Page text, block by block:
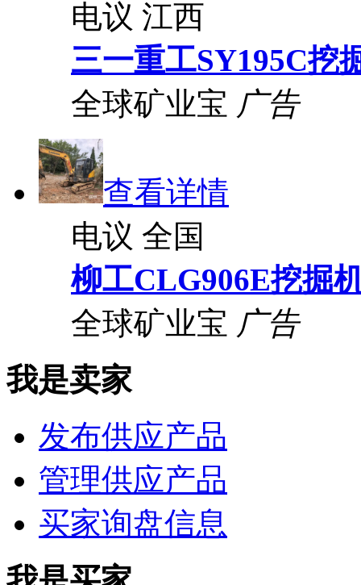
电议 江西
三一重工SY195C挖
全球矿业宝 广告
查看详情
电议 全国
柳工CLG906E挖掘
全球矿业宝 广告
我是卖家
发布供应产品
管理供应产品
买家询盘信息